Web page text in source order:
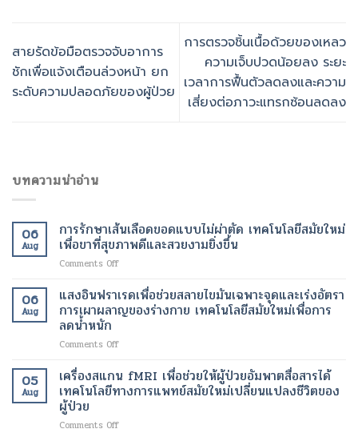
สายรัดข้อมือตรวจจับอาการ
ชักเพื่อแจ้งเตือนล่วงหน้า ยก
ระดับความปลอดภัยของผู้ป่วย
การตรวจชิ้นเนื้อด้วยของเหลว
ความเจ็บปวดน้อยลง ระยะ
เวลาการฟื้นตัวลดลงและความ
เสี่ยงต่อภาวะแทรกซ้อนลดลง
บทความน่าอ่าน
06
Aug
การรักษาเส้นเลือดขอดแบบไม่ผ่าตัด เทคโนโลยีสมัยใหม่
เพื่อขาที่สุขภาพดีและสวยงามยิ่งขึ้น
Comments Offon
รักษา
เส้นเลือด
ขอด
ไม่
เทคโนโลยี
สมัย
ใหม่
ขา
06
Aug
แสงอินฟราเรดเพื่อช่วยสลายไขมันเฉพาะจุดและเร่งอัตรา
การเผาผลาญของร่างกาย เทคโนโลยีสมัยใหม่เพื่อการ
ลดน้ำหนัก
Comments Offon
อินฟราเรด
เพื่อ
ช่วย
ไข
05
Aug
เครื่องสแกน fMRI เพื่อช่วยให้ผู้ป่วยอัมพาตสื่อสารได้
เทคโนโลยีทางการแพทย์สมัยใหม่เปลี่ยนแปลงชีวิตของ
ผู้ป่วย
Comments Offon